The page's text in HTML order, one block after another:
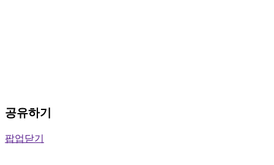
공유하기
팝업닫기